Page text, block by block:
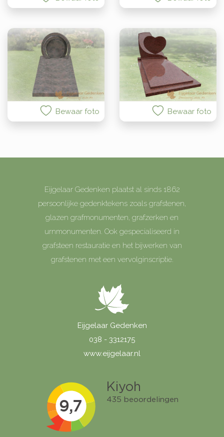
Bewaar foto Bewaar foto
Eijgelaar Gedenken plaatst al sinds 1862
persoonlijke gedenktekens zoals grafstenen,
glazen grafmonumenten, grafzerken en
urnmonumenten. Ook gespecialiseerd in
grafsteen restauratie en het bijwerken van
grafstenen met een vervolginscriptie.
Eijgelaar Gedenken
038 - 3312175
www.eijgelaar.nl